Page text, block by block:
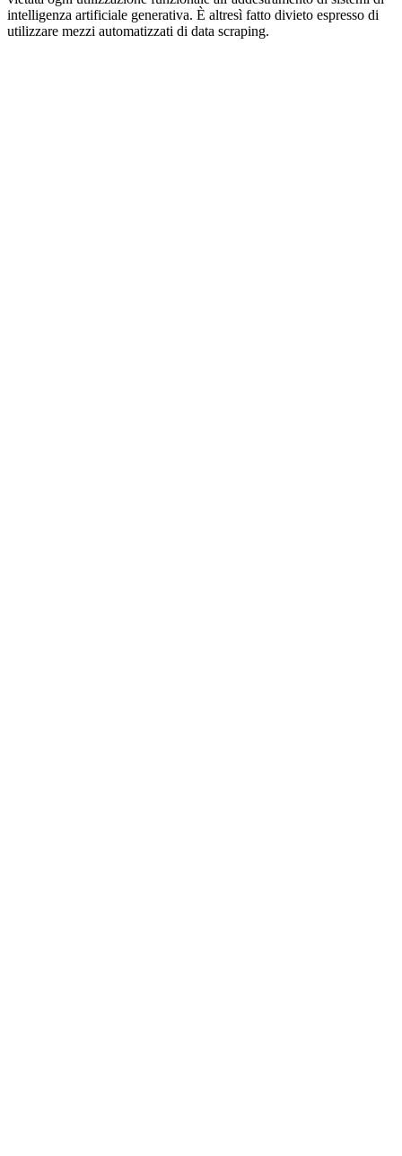
intelligenza artificiale generativa. È altresì fatto divieto espresso di
utilizzare mezzi automatizzati di data scraping.